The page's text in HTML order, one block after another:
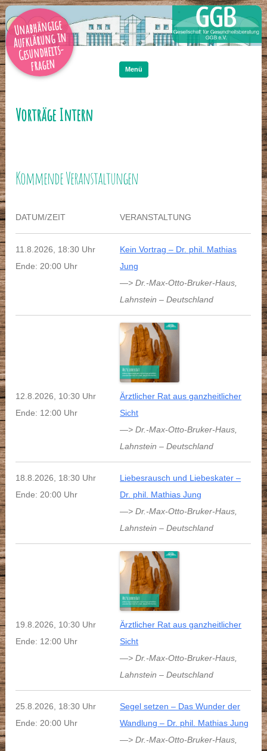
Unabhängige
Aufklärung in
Gesundheits-
fragen Menü
Vorträge Intern
Kommende Veranstaltungen
DATUM/ZEIT VERANSTALTUNG
11.8.2026, 18:30 Uhr
Ende: 20:00 Uhr
Kein Vortrag – Dr. phil. Mathias
Jung
—> Dr.-Max-Otto-Bruker-Haus,
Lahnstein –Deutschland
12.8.2026, 10:30 Uhr
Ende: 12:00 Uhr
Ärztlicher Rat aus ganzheitlicher
Sicht
—> Dr.-Max-Otto-Bruker-Haus,
Lahnstein –Deutschland
18.8.2026, 18:30 Uhr
Ende: 20:00 Uhr
Liebesrausch und Liebeskater –
Dr. phil. Mathias Jung
—> Dr.-Max-Otto-Bruker-Haus,
Lahnstein –Deutschland
19.8.2026, 10:30 Uhr
Ende: 12:00 Uhr
Ärztlicher Rat aus ganzheitlicher
Sicht
—> Dr.-Max-Otto-Bruker-Haus,
Lahnstein –Deutschland
25.8.2026, 18:30 Uhr
Ende: 20:00 Uhr
Segel setzen – Das Wunder der
Wandlung – Dr. phil. Mathias Jung
—> Dr.-Max-Otto-Bruker-Haus,